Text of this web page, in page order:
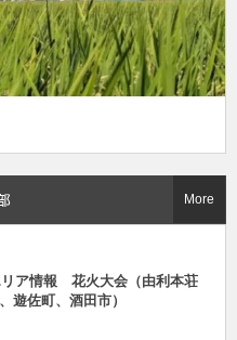
リア情報 花火大会（由利本荘
遊佐町、酒田市）
More